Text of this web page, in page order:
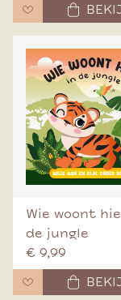
Wie woont
de jungle
€ 9,99